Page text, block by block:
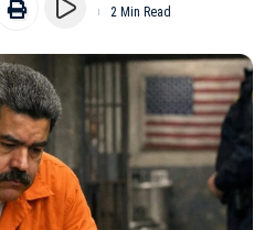
2 Min Read